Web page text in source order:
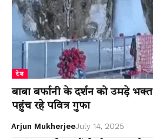
देश
बाबा बर्फानी के दर्शन को उमड़े भक्त,
पहुंच रहे पवित्र गुफा
Arjun MukherjeeJuly 14, 2025